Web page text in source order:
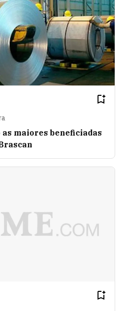
as maiores beneficiadas